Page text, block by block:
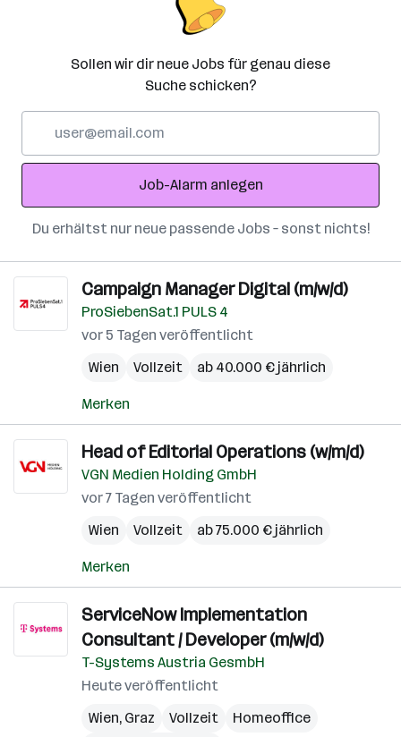
Sollen wir dir neue Jobs für genau diese
Suche schicken?
Adresse
Job-Alarm anlegen
Du erhältst nur neue passende Jobs – sonst nichts!
Campaign Manager Digital (m/w/d)
ProSiebenSat.1 PULS 4
vor 5 Tagen veröffentlicht
Wien
Vollzeit ab 40.000 € jährlich
Merken
Head of Editorial Operations (w/m/d)
VGN Medien Holding GmbH
vor 7 Tagen veröffentlicht
Wien
Vollzeit ab 75.000 € jährlich
Merken
ServiceNow Implementation
Consultant / Developer (m/w/d)
T-Systems Austria GesmbH
Heute veröffentlicht
Wien, Graz Vollzeit
Homeoffice